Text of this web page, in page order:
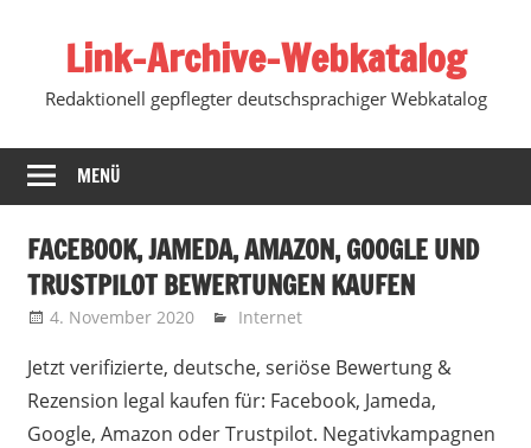
springenLink-Archive-Webkatalog
Redaktionell gepflegter deutschsprachiger Webkatalog
MENÜ
FACEBOOK, JAMEDA, AMAZON, GOOGLE UND
TRUSTPILOT BEWERTUNGEN KAUFEN
4. November 2020 Marko
Internet
Jetzt verifizierte, deutsche, seriöse Bewertung &
Rezension legal kaufen für: Facebook, Jameda,
Google, Amazon oder Trustpilot. Negativkampagnen